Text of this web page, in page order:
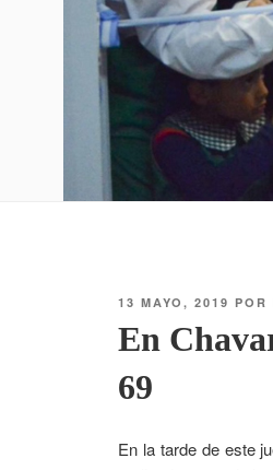
13 MAYO, 2019 POR
En
69
En la tarde de este